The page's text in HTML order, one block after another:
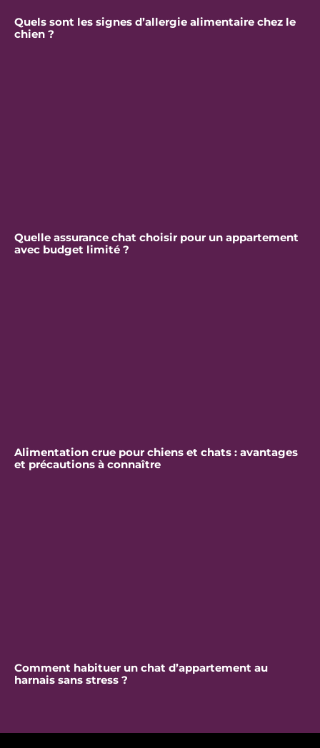
Quels sont les signes d’allergie alimentaire chez le
chien ?
Quelle assurance chat choisir pour un appartement
avec budget limité ?
Alimentation crue pour chiens et chats : avantages
et précautions à connaître
Comment habituer un chat d’appartement au
harnais sans stress ?